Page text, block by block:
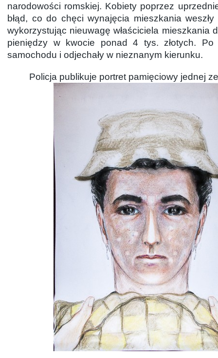
narodowości romskiej. Kobiety poprzez
błąd, co do chęci wynajęcia mieszkania
wykorzystując nieuwagę właściciela mieszkania
pieniędzy w kwocie ponad 4 tys. złotych. Po
samochodu i odjechały w nieznanym kierunku.
Policja publikuje portret pamięciowy jednej